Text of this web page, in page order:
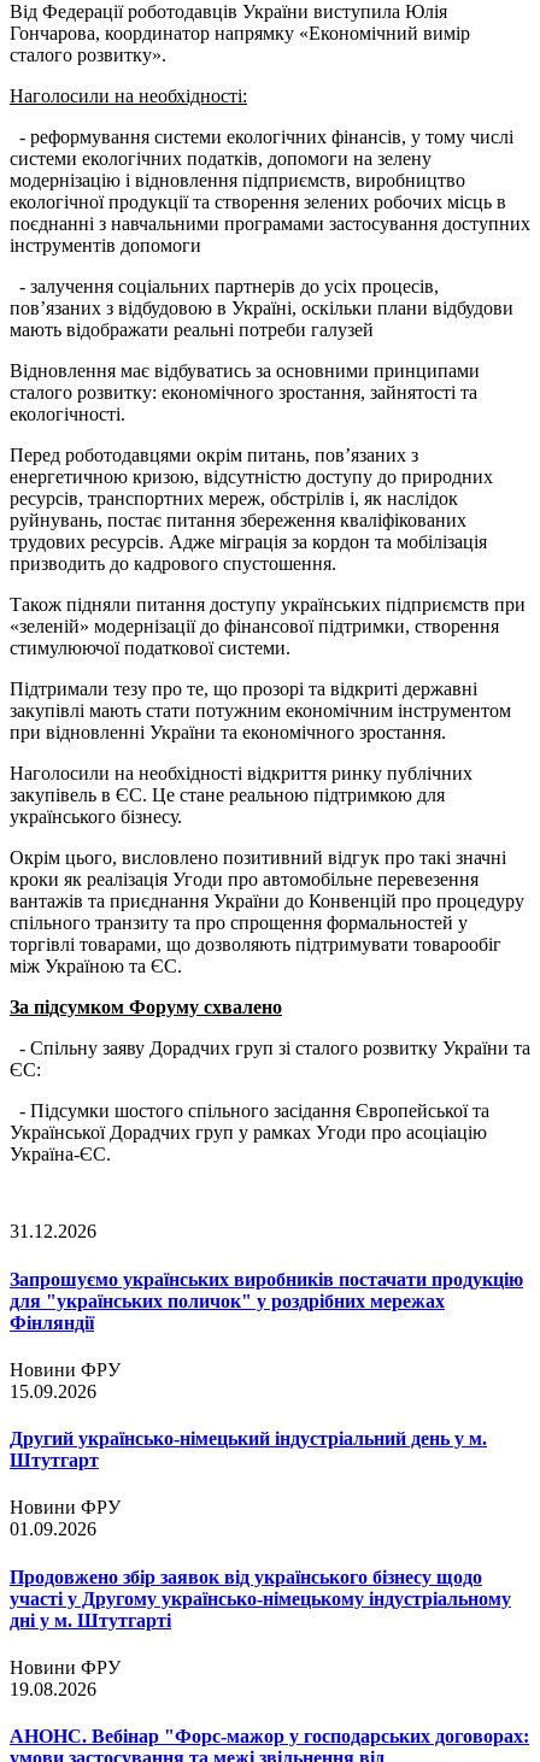
Від Федерації роботодавців України виступила Юлія
Гончарова, координатор напрямку «Економічний вимір
сталого розвитку».
Наголосили на необхідності:
- реформування системи екологічних фінансів, у тому числі
системи екологічних податків, допомоги на зелену
модернізацію і відновлення підприємств, виробництво
екологічної продукції та створення зелених робочих місць в
поєднанні з навчальними програмами застосування доступних
інструментів допомоги
- залучення соціальних партнерів до усіх процесів,
пов’язаних з відбудовою в Україні, оскільки плани відбудови
мають відображати реальні потреби галузей
Відновлення має відбуватись за основними принципами
сталого розвитку: економічного зростання, зайнятості та
екологічності.
Перед роботодавцями окрім питань, пов’язаних з
енергетичною кризою, відсутністю доступу до природних
ресурсів, транспортних мереж, обстрілів і, як наслідок
руйнувань, постає питання збереження кваліфікованих
трудових ресурсів. Адже міграція за кордон та мобілізація
призводить до кадрового спустошення.
Також підняли питання доступу українських підприємств при
«зеленій» модернізації до фінансової підтримки, створення
стимулюючої податкової системи.
Підтримали тезу про те, що прозорі та відкриті державні
закупівлі мають стати потужним економічним інструментом
при відновленні України та економічного зростання.
Наголосили на необхідності відкриття ринку публічних
закупівель в ЄС. Це стане реальною підтримкою для
українського бізнесу.
Окрім цього, висловлено позитивний відгук про такі значні
кроки як реалізація Угоди про автомобільне перевезення
вантажів та приєднання України до Конвенцій про процедуру
спільного транзиту та про спрощення формальностей у
торгівлі товарами, що дозволяють підтримувати товарообіг
між Україною та ЄС.
За підсумком Форуму схвалено
- Спільну заяву Дорадчих груп зі сталого розвитку України та
ЄС:
- Підсумки шостого спільного засідання Європейської та
Української Дорадчих груп у рамках Угоди про асоціацію
Україна-ЄС.
31.12.2026
Запрошуємо українських виробників постачати продукцію
для "українських поличок" у роздрібних мережах
Фінляндії
Новини ФРУ
15.09.2026
Другий українсько-німецький індустріальний день у м.
Штутгарт
Новини ФРУ
01.09.2026
Продовжено збір заявок від українського бізнесу щодо
участі у Другому українсько-німецькому індустріальному
дні у м. Штутгарті
Новини ФРУ
19.08.2026
АНОНС. Вебінар "Форс-мажор у господарських договорах: